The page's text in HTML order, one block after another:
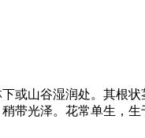
或山谷湿润处。其根
带光泽。花常单生，